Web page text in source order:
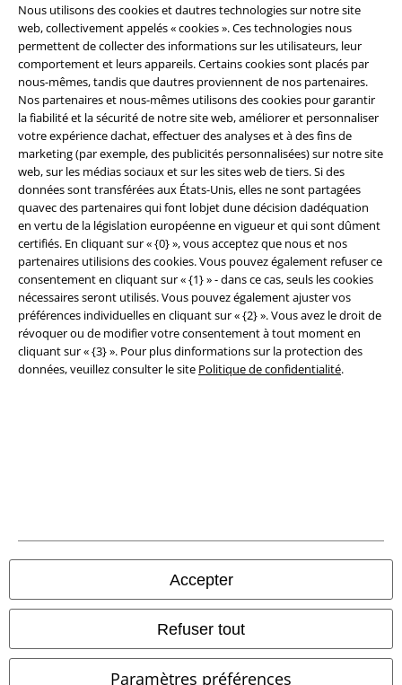
Nous utilisons des cookies et dautres technologies sur notre site
web, collectivement appelés « cookies ». Ces technologies nous
permettent de collecter des informations sur les utilisateurs, leur
comportement et leurs appareils. Certains cookies sont placés par
nous-mêmes, tandis que dautres proviennent de nos partenaires.
Nos partenaires et nous-mêmes utilisons des cookies pour garantir
la fiabilité et la sécurité de notre site web, améliorer et personnaliser
votre expérience dachat, effectuer des analyses et à des fins de
marketing (par exemple, des publicités personnalisées) sur notre site
web, sur les médias sociaux et sur les sites web de tiers. Si des
données sont transférées aux États-Unis, elles ne sont partagées
quavec des partenaires qui font lobjet dune décision dadéquation
en vertu de la législation européenne en vigueur et qui sont dûment
certifiés. En cliquant sur « {0} », vous acceptez que nous et nos
partenaires utilisions des cookies. Vous pouvez également refuser ce
consentement en cliquant sur « {1} » - dans ce cas, seuls les cookies
nécessaires seront utilisés. Vous pouvez également ajuster vos
préférences individuelles en cliquant sur « {2} ». Vous avez le droit de
révoquer ou de modifier votre consentement à tout moment en
cliquant sur « {3} ». Pour plus dinformations sur la protection des
données, veuillez consulter le site Politique de confidentialité.
Accepter
Refuser tout
Paramètres préférences
Légal
Conditions générales
Éditeur
Clauses de confidentialité
Élimination des déchets et protection de l'environnement
Tous nos prix sont T.T.C. Cependant, ils ne comprennent pasles frais
denvoi.
© 1986-2026 Large Popmerchandising BV